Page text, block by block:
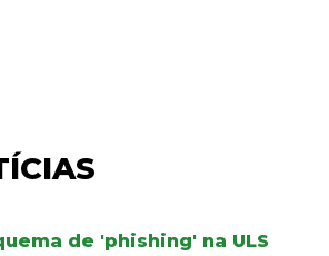
de 'phishing' na ULS